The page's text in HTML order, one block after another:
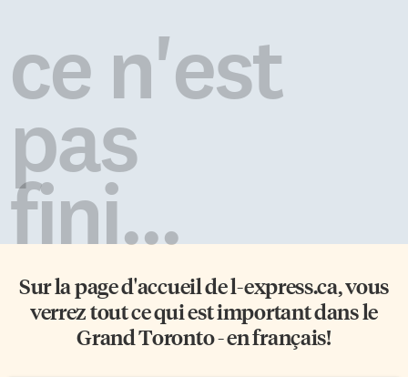
ce n'est
pas
fini...
Sur la page d'accueil del-express.ca, vous
verrez tout ce qui est important dans le
Grand Toronto - en français!